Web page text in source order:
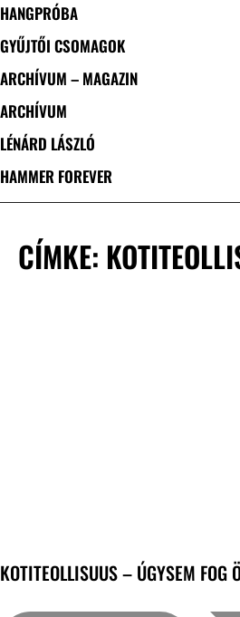
HANGPRÓBA
GYŰJTŐI CSOMAGOK
ARCHÍVUM – MAGAZIN
ARCHÍVUM
LÉNÁRD LÁSZLÓ
HAMMER FOREVER
CÍMKE:
KOTITEOLLISUUS – ÚGYSEM FOG